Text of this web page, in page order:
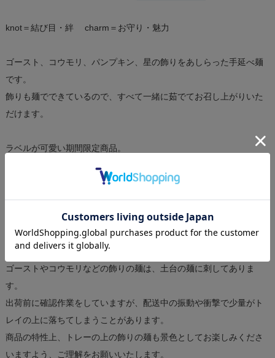
knot＝結び目・絆 charm＝お守り・魅力
ゴースト、コウモリ、パンプキン、星の飾りをあしらった手延べ麺
です。
飾りも麺でできているので、すべて一緒に茹でてお召し上がりいた
だけます。
ラベルが可愛い期間限定商品。
紫いものパープル麺、パプリカのオレンジ麺の２種類のご準備で
す。
Trick or treat ! お配り用にいかがですか？
≪お願い≫
ゴーストやコウモリなどの飾りの麺は、土台の麺に刺してありま
す。
出荷前に確認作業をしていますが、配送中の振動や衝撃で少量がト
レイの上に落ちてしまうことがあります。
商品の特性上、トレーの上の飾りの麺も景色としてお楽しみくださ
いますよう、ご理解をお願いいたします。